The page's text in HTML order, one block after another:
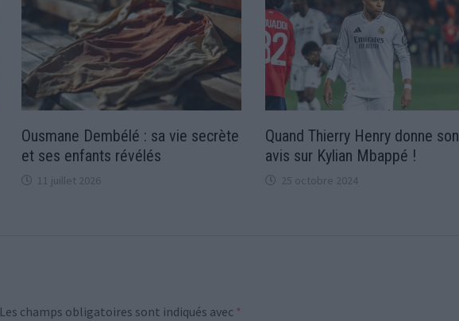
Ousmane Dembélé : sa vie secrète
et ses enfants révélés
11 juillet 2026
Quand Thierry Henry donne son
avis sur Kylian Mbappé !
25 octobre 2024
Les champs obligatoires sont indiqués avec *